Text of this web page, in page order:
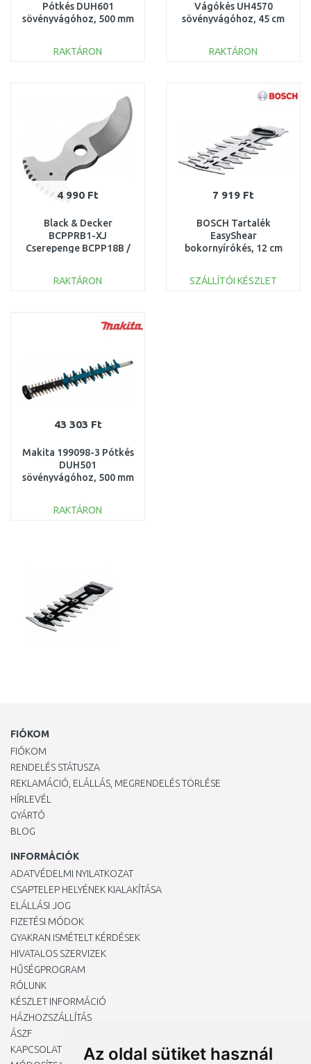
Az oldal sütiket használ
Pótkés DUH601
sövényvágóhoz, 500 mm
RAKTÁRON
Vágókés UH4570
sövényvágóhoz, 45 cm
RAKTÁRON
Összehasonlítás
4 990 Ft
Black & Decker
BCPPRB1-XJ
Cserepenge BCPP18B /
sövénynyíróhoz
RAKTÁRON
Összehasonlítás
7 919 Ft
BOSCH Tartalék
EasyShear
bokornyírókés, 12 cm
SZÁLLÍTÓI KÉSZLET
43 303 Ft
Makita 199098-3 Pótkés
DUH501
sövényvágóhoz, 500 mm
RAKTÁRON
FIÓKOM
FIÓKOM
RENDELÉS STÁTUSZA
REKLAMÁCIÓ, ELÁLLÁS, MEGRENDELÉS TÖRLÉSE
HÍRLEVÉL
GYÁRTÓ
BLOG
INFORMÁCIÓK
ADATVÉDELMI NYILATKOZAT
CSAPTELEP HELYÉNEK KIALAKÍTÁSA
ELÁLLÁSI JOG
FIZETÉSI MÓDOK
GYAKRAN ISMÉTELT KÉRDÉSEK
HIVATALOS SZERVIZEK
HŰSÉGPROGRAM
RÓLUNK
KÉSZLET INFORMÁCIÓ
HÁZHOZSZÁLLÍTÁS
ÁSZF
KAPCSOLAT